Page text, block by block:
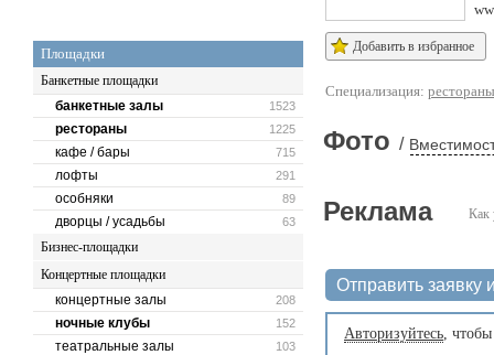
Площадки
Банкетные площадки
1523
банкетные залы
1225
рестораны
715
кафе / бары
291
лофты
89
особняки
63
дворцы / усадьбы
Бизнес-площадки
Концертные площадки
208
концертные залы
152
ночные клубы
103
театральные залы
Добавить в избранное
Специализация: рестораны
Фото /
Как
Реклама
Отправить заявку
Авторизуйтесь,